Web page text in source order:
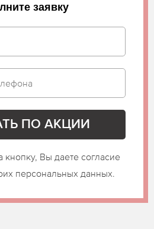
заявку
кнопку, Вы даете согласие
персональных данных.